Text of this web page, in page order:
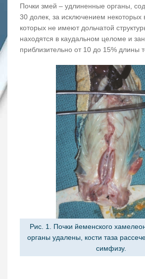
Почки змей – удлиненные органы,
30 долек, за исключением некоторых
которых не имеют дольчатой
находятся в каудальном целоме и
приблизительно от 10 до 15% длины
Рис. 1. Почки йеменского
органы удалены, кости таза
симфизу.